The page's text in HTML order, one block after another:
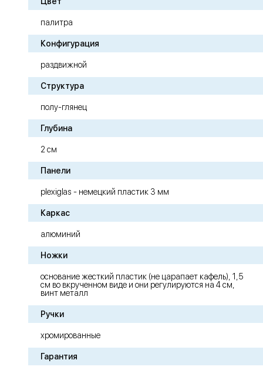
палитра
Конфигурация
раздвижной
Структура
полу-глянец
Глубина
2 см
Панели
plexiglas - немецкий пластик 3 мм
Каркас
алюминий
Ножки
основание жесткий пластик (не царапает кафель), 1,5
см во вкрученном виде и они регулируются на 4 см,
винт металл
Ручки
хромированные
Гарантия